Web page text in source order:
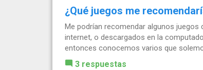
¿Qué juegos me
Me podrían recomendar algunos juegos
internet, o descargados en la
entonces conocemos varios que
3 respuestas